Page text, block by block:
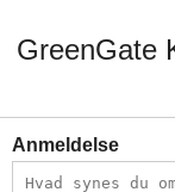
GreenGate
Anmeldelse